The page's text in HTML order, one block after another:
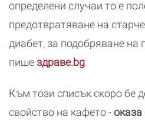
определени случаи то е
предотвратяване на
диабет, за подобряване на
пише здраве.bg.
Към този списък скоро бе
свойство на кафето -оказа